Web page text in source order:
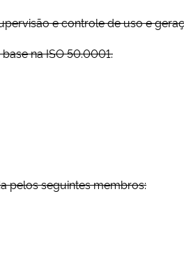
e controle de uso e
na ISO 50.0001.
pelos seguintes membros: